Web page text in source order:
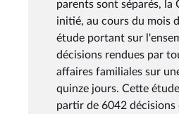
parents sont séparés, la
initié, au cours du mois
étude portant sur
décisions rendues par
affaires familiales sur
quinze jours. Cette
partir de 6042 décisions